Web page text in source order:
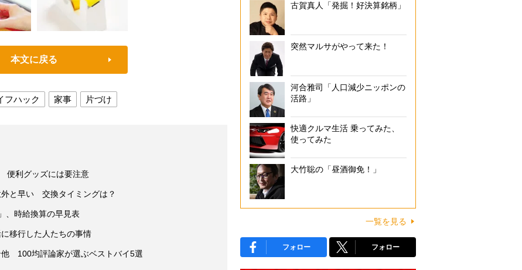
本文に戻る
フハック 家事 片づけ
便利グッズには要注意
と早い 交換タイミングは？
、時給換算の早見表
移行した人たちの事情
他 100均評論家が選ぶベストバイ5選
古賀真人「発掘！好決算銘柄」
突然マルサがやって来た！
河合雅司「人口減少ニッポンの
活路」
快適クルマ生活 乗ってみた、
使ってみた
大竹聡の「昼酒御免！」
一覧を見る
フォロー フォロー